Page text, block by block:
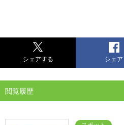
シェアする シェア
閲覧履歴